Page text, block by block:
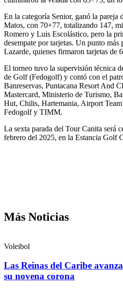
En la categoría Senior, ganó la
Matos, con 70+77, totalizando 147,
Romero y Luis Escolástico, pero la
desempate por tarjetas. Un punto
Lazarde, quienes firmaron tarjetas de
El torneo tuvo la supervisión técnica
de Golf (Fedogolf) y contó con el
Banreservas, Puntacana Resort And
Mastercard, Ministerio de Turismo,
Hut, Chilis, Hartemania, Airport
Fedogolf y TIMM.
La sexta parada del Tour Canita será
febrero del 2025, en la Estancia Golf
Más Noticias
Voleibol
Las Reinas del Caribe
su novena corona